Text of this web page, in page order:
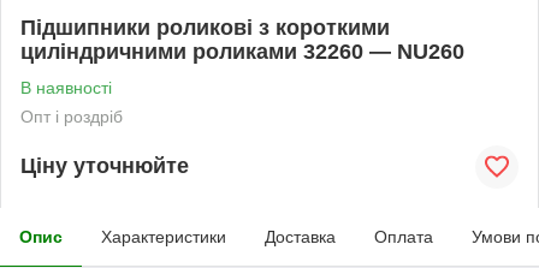
Підшипники роликові з короткими
циліндричними роликами 32260 — NU260
В наявності
Опт і роздріб
Ціну уточнюйте
Опис Характеристики Доставка Оплата Умови